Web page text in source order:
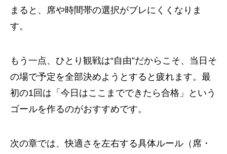
まると、席や時間帯の選択がブレにくくなりま
す。
もう一点、ひとり観戦は“自由”だからこそ、当日そ
の場で予定を全部決めようとすると疲れます。最
初の1回は「今日はここまでできたら合格」という
ゴールを作るのがおすすめです。
次の章では、快適さを左右する具体ルール（席・